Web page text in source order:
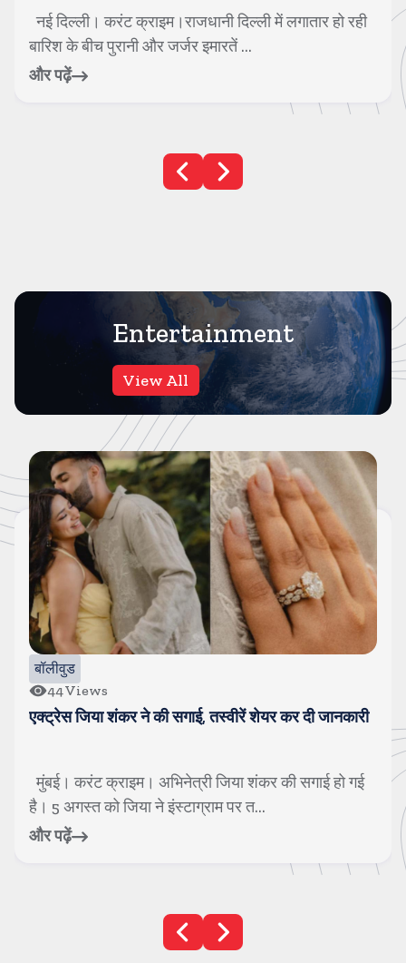
नोएडा। करंट क्राइम। के रबूपुरा कस्बे में मामूली विवाद में बुजुर्ग
व्यापारी और उनके बेटे के साथ ...
और पढ़ें
Entertainment
View All
बॉलीवुड
40Views
श्रेया कालरा बनी लॉक अप-2 की वीनर, इनाम के तौर पर ट्रॉफी
मुंबई। करंट क्राइम। 40 दिनों तक चले बेहिसाब कलेश, तीखी
बहसों, बगावत, दोस्ती, दिल टूटने के लम्...
और पढ़ें